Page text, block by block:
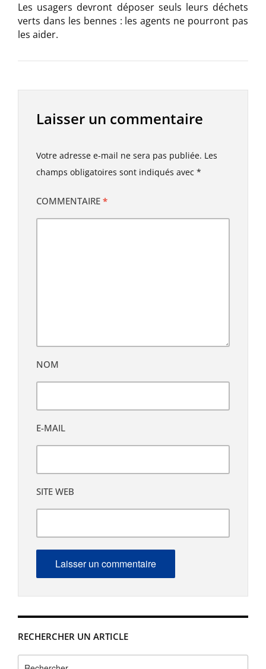
RECHERCHER UN ARTICLE
Les usagers devront déposer seuls leurs déchets
verts dans les bennes : les agents ne pourront pas
les aider.
Laisser un commentaire
Votre adresse e-mail ne sera pas publiée. Les
champs obligatoires sont indiqués avec *
COMMENTAIRE *
NOM
E-MAIL
SITE WEB